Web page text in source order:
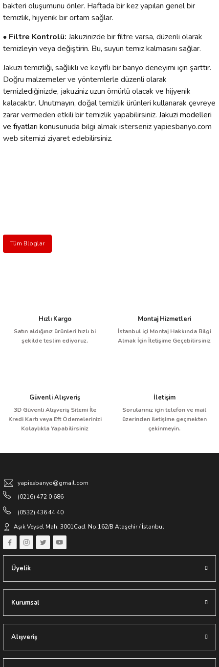
bakteri oluşumunu önler. Haftada bir kez yapılan genel bir
temizlik, hijyenik bir ortam sağlar.
• Filtre Kontrolü: Jakuzinizde bir filtre varsa, düzenli olarak
temizleyin veya değiştirin. Bu, suyun temiz kalmasını sağlar.
Jakuzi temizliği, sağlıklı ve keyifli bir banyo deneyimi için şarttır.
Doğru malzemeler ve yöntemlerle düzenli olarak
temizlediğinizde, jakuziniz uzun ömürlü olacak ve hijyenik
kalacaktır. Unutmayın, doğal temizlik ürünleri kullanarak çevreye
zarar vermeden etkili bir temizlik yapabilirsiniz. Jakuzi modelleri
ve fiyatları konusunuda bilgi almak isterseniz yapiesbanyo.com
web sitemizi ziyaret edebilirsiniz.
Tüm Bloglar
Hızlı Kargo
Satın aldığınız ürünleri hızlı bi
şekilde teslim ediyoruz.
Montaj Hizmetleri
İstanbul içi Montaj Hakkında Bilgi
Almak İçin İletişime Geçebilirsiniz
Güvenli Alışveriş
3D Güvenli Alışveriş Sitemi İle
Kredi Kartı veya Eft Ödemelerinizi
Kolaylıkla Yapabilirsiniz
İletişim
Sorularınız için telefon ve mail
üzerinden iletişime geçmekten
çekinmeyin.
yapiesbanyo@gmail.com
(0216) 472 0 686
(0532) 436 44 40
Aşık Veysel Mah. 3001Cad. No:162/B Ataşehir / İstanbul
Üyelik
Kurumsal
Alışveriş